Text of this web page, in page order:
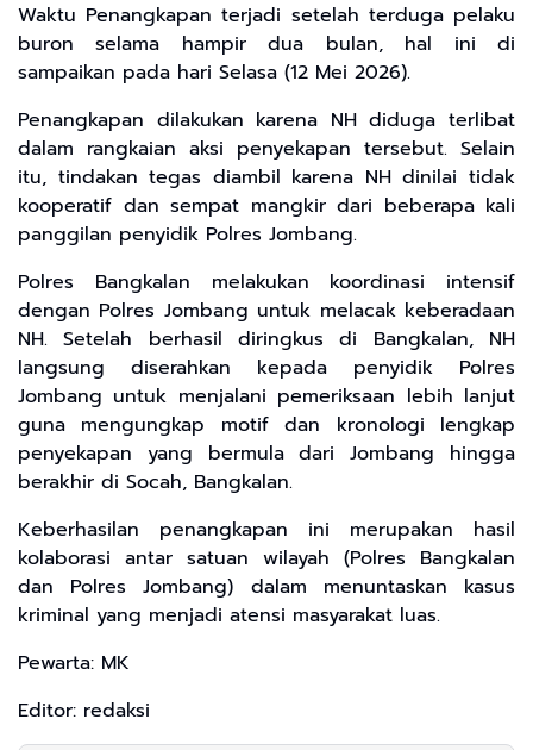
​Waktu Penangkapan terjadi setelah terduga pelaku
buron selama hampir dua bulan, hal ini di
sampaikan pada hari Selasa (12 Mei 2026).
​Penangkapan dilakukan karena NH diduga terlibat
dalam rangkaian aksi penyekapan tersebut. Selain
itu, tindakan tegas diambil karena NH dinilai tidak
kooperatif dan sempat mangkir dari beberapa kali
panggilan penyidik Polres Jombang.
​Polres Bangkalan melakukan koordinasi intensif
dengan Polres Jombang untuk melacak keberadaan
NH. Setelah berhasil diringkus di Bangkalan, NH
langsung diserahkan kepada penyidik Polres
Jombang untuk menjalani pemeriksaan lebih lanjut
guna mengungkap motif dan kronologi lengkap
penyekapan yang bermula dari Jombang hingga
berakhir di Socah, Bangkalan.
Keberhasilan penangkapan ini merupakan hasil
kolaborasi antar satuan wilayah (Polres Bangkalan
dan Polres Jombang) dalam menuntaskan kasus
kriminal yang menjadi atensi masyarakat luas.
Pewarta: MK
Editor: redaksi